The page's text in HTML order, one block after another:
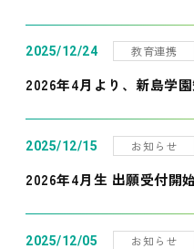
2025/12/24 教育連携
2026年4月より、新島学
2025/12/15 お知らせ
2026年4月生 出願受付開
2025/12/05 お知らせ